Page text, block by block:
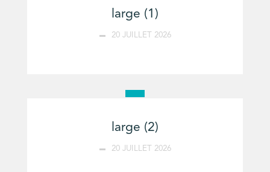
large (1)
20 JUILLET 2026
large (2)
20 JUILLET 2026